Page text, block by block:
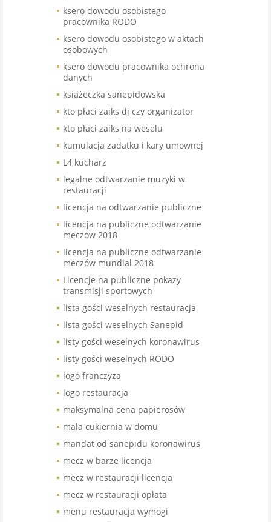
ksero dowodu osobistego
pracownika RODO
ksero dowodu osobistego w aktach
osobowych
ksero dowodu pracownika ochrona
danych
książeczka sanepidowska
kto płaci zaiks dj czy organizator
kto płaci zaiks na weselu
kumulacja zadatku i kary umownej
L4 kucharz
legalne odtwarzanie muzyki w
restauracji
licencja na odtwarzanie publiczne
licencja na publiczne odtwarzanie
meczów 2018
licencja na publiczne odtwarzanie
meczów mundial 2018
Licencje na publiczne pokazy
transmisji sportowych
lista gości weselnych restauracja
lista gości weselnych Sanepid
listy gości weselnych koronawirus
listy gości weselnych RODO
logo franczyza
logo restauracja
maksymalna cena papierosów
mała cukiernia w domu
mandat od sanepidu koronawirus
mecz w barze licencja
mecz w restauracji licencja
mecz w restauracji opłata
menu restauracja wymogi